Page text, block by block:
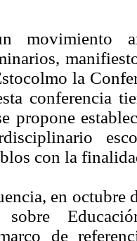
movimiento
la
conferencia
propone
con la
en
sobre
de